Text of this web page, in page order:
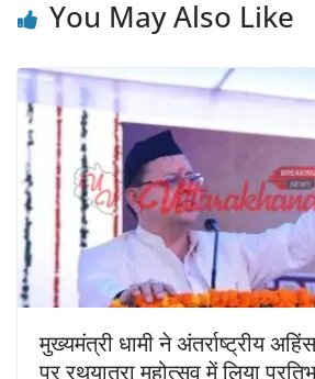
You May Also Like
मुख्यमंत्री धामी ने अंतर्राष्ट्रीय
पर रथयात्रा महोत्सव में लिया